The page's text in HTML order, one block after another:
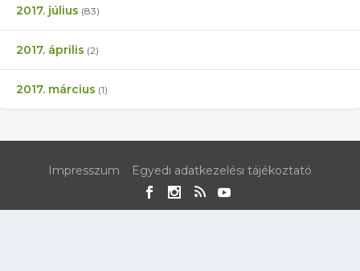
2017. július (83)
2017. április (2)
2017. március (1)
Impresszum Egyedi adatkezelési tájékoztató